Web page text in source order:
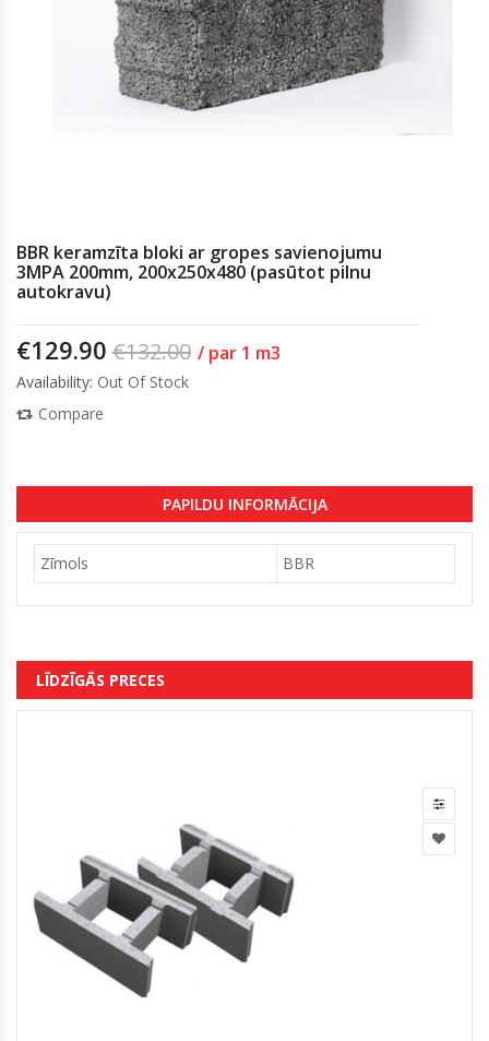
BBR keramzīta bloki ar gropes savienojumu
3MPA 200mm, 200x250x480 (pasūtot pilnu
autokravu)
€132.00
€129.90 / par 1 m3
Availability: Out Of Stock
Compare
PAPILDU INFORMĀCIJA
Zīmols BBR
LĪDZĪGĀS PRECES